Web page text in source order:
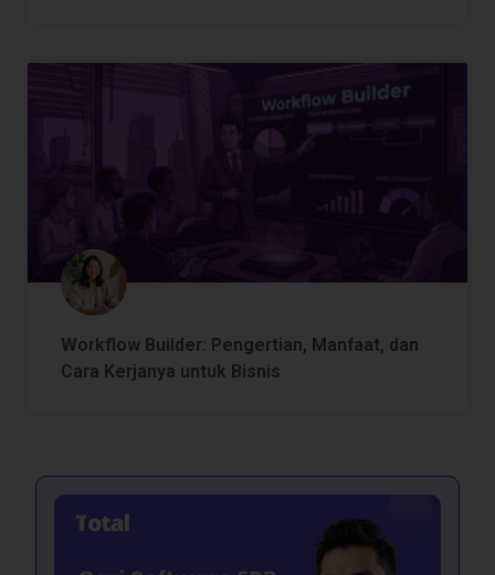
Workflow Builder: Pengertian, Manfaat, dan
Cara Kerjanya untuk Bisnis